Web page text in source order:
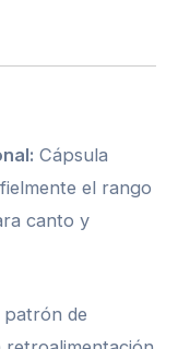
Cápsula
el rango
canto y
patrón de